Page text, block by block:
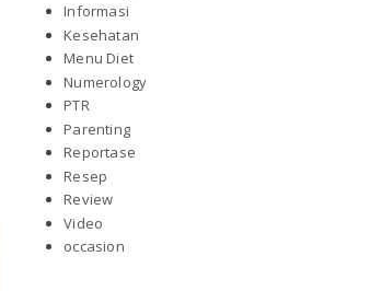
Informasi
Kesehatan
Menu Diet
Numerology
PTR
Parenting
Reportase
Resep
Review
Video
occasion